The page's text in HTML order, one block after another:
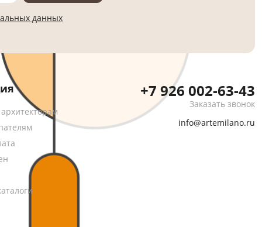
данных
+7 926 002-63-43
Заказать звонок
info@artemilano.ru